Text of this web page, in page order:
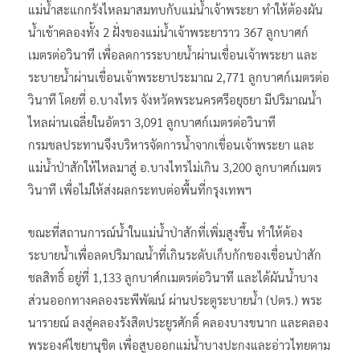
แม่น้ำสะแกกรังไหลมาสมทบกับแม่น้ำเจ้าพระยา ทำให้ต้องผัน
น้ำเข้าคลองทั้ง 2 ฝั่งของแม่น้ำเจ้าพระยาราว 367 ลูกบาศก์
เมตรต่อวินาที เพื่อลดการระบายน้ำผ่านเขื่อนเจ้าพระยา และ
ระบายน้ำผ่านเขื่อนเจ้าพระยาประมาณ 2,771 ลูกบาศก์เมตรต่อ
วินาที โดยที่ อ.บางไทร จังหวัดพระนครศรีอยุธยา มีปริมาณน้ำ
ไหลผ่านเฉลี่ยในอัตรา 3,091 ลูกบาศก์เมตรต่อวินาที
กรมชลประทานจึงบริหารจัดการน้ำจากเขื่อนเจ้าพระยา และ
แม่น้ำป่าสักให้ไหลมาสู่ อ.บางไทรไม่เกิน 3,200 ลูกบาศก์เมตร
วินาที เพื่อไม่ให้ส่งผลกระทบต่อพื้นที่กรุงเทพฯ
ขณะที่สถานการณ์น้ำในแม่น้ำป่าสักที่เพิ่มสูงขึ้น ทำให้ต้อง
ระบายน้ำเพื่อลดปริมาณน้ำที่เกินระดับเก็บกักของเขื่อนป่าสัก
ชลสิทธิ์ อยู่ที่ 1,133 ลูกบาศ์กเมตรต่อวินาที และได้ผันน้ำบาง
ส่วนออกทางคลองระพีพัฒน์ ผ่านประตูระบายน้ำ (ปตร.) พระ
นารายณ์ ลงสู่คลองรังสิตประยูรศักดิ์ คลองบางขนาก และคลอง
พระองค์ไชยานุชิต เพื่อสูบออกแม่น้ำบางปะกงและอ่าวไทยตาม